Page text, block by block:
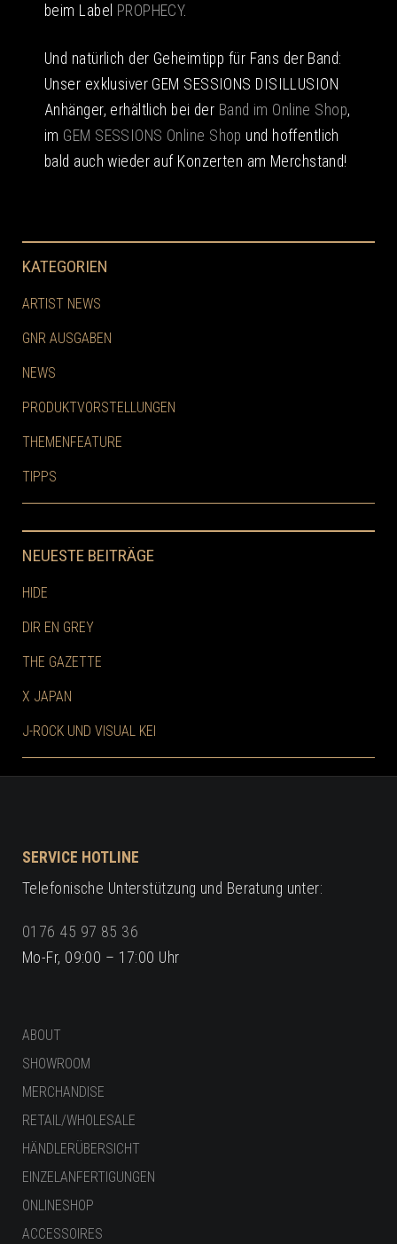
beim Label PROPHECY.
Und natürlich der Geheimtipp für Fans der Band:
Unser exklusiver GEM SESSIONS DISILLUSION
Anhänger, erhältlich bei der Band im Online Shop,
im GEM SESSIONS Online Shop und hoffentlich
bald auch wieder auf Konzerten am Merchstand!
KATEGORIEN
ARTIST NEWS
GNR AUSGABEN
NEWS
PRODUKTVORSTELLUNGEN
THEMENFEATURE
TIPPS
NEUESTE BEITRÄGE
HIDE
DIR EN GREY
THE GAZETTE
X JAPAN
J-ROCK UND VISUAL KEI
SERVICE HOTLINE
Telefonische Unterstützung und Beratung unter:
0176 45 97 85 36
Mo-Fr, 09:00 – 17:00 Uhr
ABOUT
SHOWROOM
MERCHANDISE
RETAIL/WHOLESALE
HÄNDLERÜBERSICHT
EINZELANFERTIGUNGEN
ONLINESHOP
ACCESSOIRES